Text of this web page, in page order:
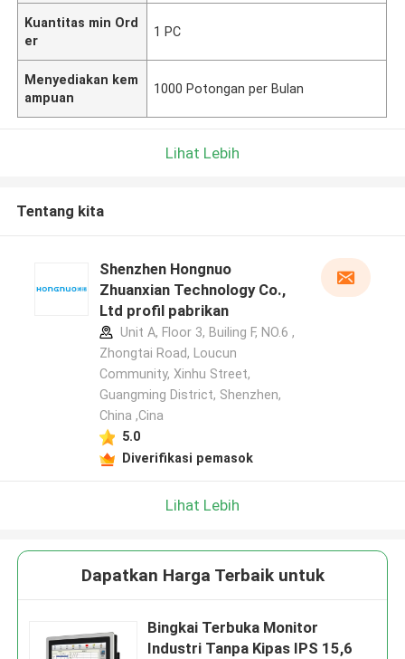
Kuantitas min Ord
er
1 PC
Menyediakan kem
ampuan
1000 Potongan per Bulan
Lihat Lebih
Tentang kita
Shenzhen Hongnuo
Zhuanxian Technology Co.,
Ltd profil pabrikan
Unit A, Floor 3, Builing F, NO.6 ,
Zhongtai Road, Loucun
Community, Xinhu Street,
Guangming District, Shenzhen,
China ,Cina
5.0
Diverifikasi pemasok
Lihat Lebih
Dapatkan Harga Terbaik untuk
Bingkai Terbuka Monitor
Industri Tanpa Kipas IPS 15,6